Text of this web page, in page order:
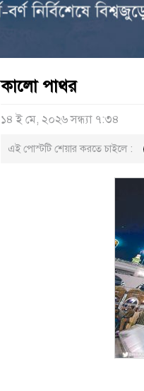
কালো পাথর
১৪ ই মে, ২০২৬ সন্ধ্যা ৭:৩৪
এই পোস্টটি শেয়ার করতে চাইলে :